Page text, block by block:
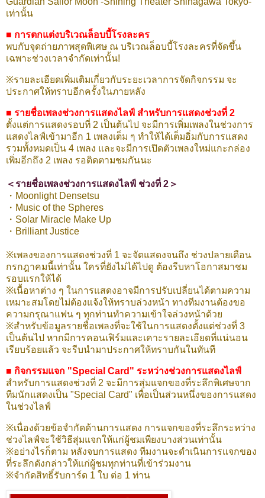
เท่านั้น
■ การตกแต่งบริเวณล็อบบี้โรงละคร
พบกับจุดถ่ายภาพสุดพิเศษ ณ บริเวณล็อบบี้โรงละครที่จัดขึ้น
เฉพาะช่วงเวลาจำกัดเท่านั้น!
※รายละเอียดเพิ่มเติมเกี่ยวกับระยะเวลาการจัดกิจกรรม จะ
ประกาศให้ทราบอีกครั้งในภายหลัง
■ รายชื่อเพลงช่วงการแสดงไลฟ์ สำหรับการแสดงช่วงที่ 2
ตั้งแต่การแสดงรอบที่ 2 เป็นต้นไป จะมีการเพิ่มเพลงในช่วงการ
แสดงไลฟ์เข้ามาอีก 1 เพลงเต็ม ๆ ทำให้ได้เต็มอิ่มกับการแสดง
รวมทั้งหมดเป็น 4 เพลง และจะมีการเปิดตัวเพลงใหม่แกะกล่อง
เพิ่มอีกถึง 2 เพลง รอติดตามชมกันนะ
＜รายชื่อเพลงช่วงการแสดงไลฟ์ ช่วงที่ 2＞
・Moonlight Densetsu
・Music of the Spheres
・Solar Miracle Make Up
・Brilliant Justice
※เพลงของการแสดงช่วงที่ 1 จะจัดแสดงจนถึง ช่วงปลายเดือน
กรกฎาคมนี้เท่านั้น ใครที่ยังไม่ได้ไปดู ต้องรีบหาโอกาสมาชม
รอบแรกให้ได้
※เนื้อหาต่าง ๆ ในการแสดงอาจมีการปรับเปลี่ยนได้ตามความ
เหมาะสมโดยไม่ต้องแจ้งให้ทราบล่วงหน้า ทางทีมงานต้องขอ
ความกรุณาแฟน ๆ ทุกท่านทำความเข้าใจล่วงหน้าด้วย
※สำหรับข้อมูลรายชื่อเพลงที่จะใช้ในการแสดงตั้งแต่ช่วงที่ 3
เป็นต้นไป หากมีการคอนเฟิร์มและเคาะรายละเอียดที่แน่นอน
เรียบร้อยแล้ว จะรีบนำมาประกาศให้ทราบกันในทันที
■ กิจกรรมแจก "Special Card" ระหว่างช่วงการแสดงไลฟ์
สำหรับการแสดงช่วงที่ 2 จะมีการสุ่มแจกของที่ระลึกพิเศษจาก
ทีมนักแสดงเป็น "Special Card" เพื่อเป็นส่วนหนึ่งของการแสดง
ในช่วงไลฟ์
※เนื่องด้วยข้อจำกัดด้านการแสดง การแจกของที่ระลึกระหว่าง
ช่วงไลฟ์จะใช้วิธีสุ่มแจกให้แก่ผู้ชมเพียงบางส่วนเท่านั้น
※อย่างไรก็ตาม หลังจบการแสดง ทีมงานจะดำเนินการแจกของ
ที่ระลึกดังกล่าวให้แก่ผู้ชมทุกท่านที่เข้าร่วมงาน
※จำกัดสิทธิ์รับการ์ด 1 ใบ ต่อ 1 ท่าน